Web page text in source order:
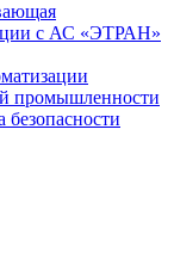
с АС «ЭТРАН»
промышленности